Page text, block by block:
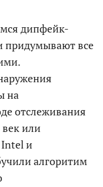
дипфейк-
придумывают все
на
отслеживания
или
и
алгоритим